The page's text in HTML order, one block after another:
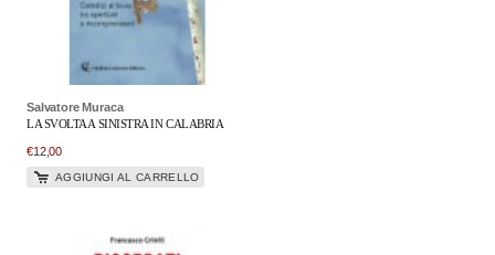
Salvatore Muraca
LA SVOLTA A SINISTRA IN CALABRIA
€12,00
AGGIUNGI AL CARRELLO